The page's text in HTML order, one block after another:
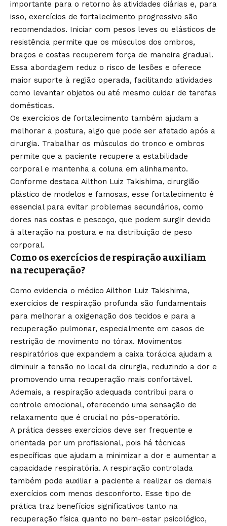
importante para o retorno às atividades diárias e, para
isso, exercícios de fortalecimento progressivo são
recomendados. Iniciar com pesos leves ou elásticos de
resistência permite que os músculos dos ombros,
braços e costas recuperem força de maneira gradual.
Essa abordagem reduz o risco de lesões e oferece
maior suporte à região operada, facilitando atividades
como levantar objetos ou até mesmo cuidar de tarefas
domésticas.
Os exercícios de fortalecimento também ajudam a
melhorar a postura, algo que pode ser afetado após a
cirurgia. Trabalhar os músculos do tronco e ombros
permite que a paciente recupere a estabilidade
corporal e mantenha a coluna em alinhamento.
Conforme destaca Ailthon Luiz Takishima, cirurgião
plástico de modelos e famosas, esse fortalecimento é
essencial para evitar problemas secundários, como
dores nas costas e pescoço, que podem surgir devido
à alteração na postura e na distribuição de peso
corporal.
Como os exercícios de respiração auxiliam
na recuperação?
Como evidencia o médico Ailthon Luiz Takishima,
exercícios de respiração profunda são fundamentais
para melhorar a oxigenação dos tecidos e para a
recuperação pulmonar, especialmente em casos de
restrição de movimento no tórax. Movimentos
respiratórios que expandem a caixa torácica ajudam a
diminuir a tensão no local da cirurgia, reduzindo a dor e
promovendo uma recuperação mais confortável.
Ademais, a respiração adequada contribui para o
controle emocional, oferecendo uma sensação de
relaxamento que é crucial no pós-operatório.
A prática desses exercícios deve ser frequente e
orientada por um profissional, pois há técnicas
específicas que ajudam a minimizar a dor e aumentar a
capacidade respiratória. A respiração controlada
também pode auxiliar a paciente a realizar os demais
exercícios com menos desconforto. Esse tipo de
prática traz benefícios significativos tanto na
recuperação física quanto no bem-estar psicológico,